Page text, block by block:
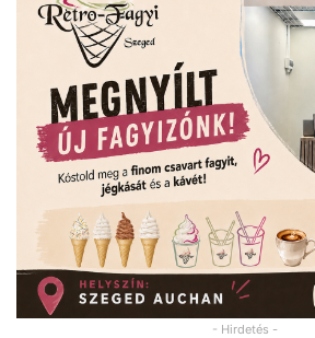
- Hirdetés -